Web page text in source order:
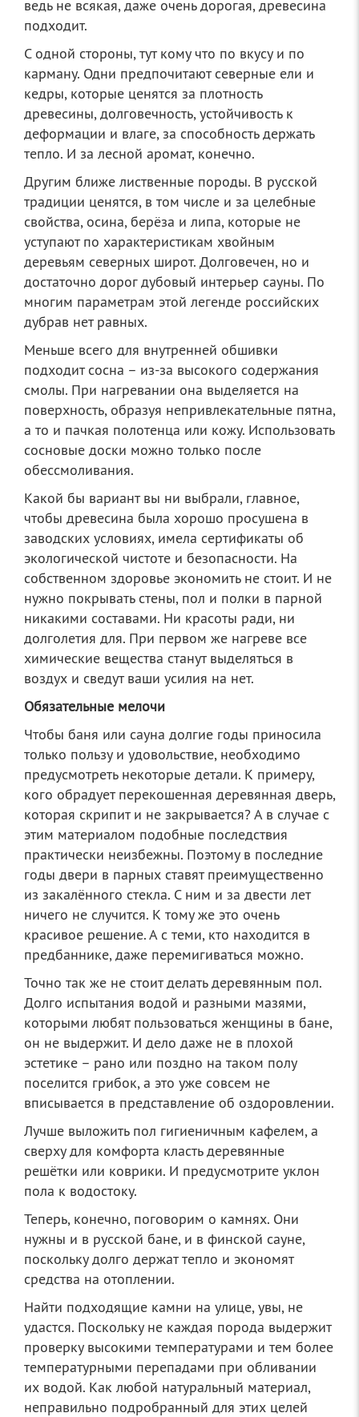
ведь не всякая, даже очень дорогая, древесина
подходит.
С одной стороны, тут кому что по вкусу и по
карману. Одни предпочитают северные ели и
кедры, которые ценятся за плотность
древесины, долговечность, устойчивость к
деформации и влаге, за способность держать
тепло. И за лесной аромат, конечно.
Другим ближе лиственные породы. В русской
традиции ценятся, в том числе и за целебные
свойства, осина, берёза и липа, которые не
уступают по характеристикам хвойным
деревьям северных широт. Долговечен, но и
достаточно дорог дубовый интерьер сауны. По
многим параметрам этой легенде российских
дубрав нет равных.
Меньше всего для внутренней обшивки
подходит сосна – из-за высокого содержания
смолы. При нагревании она выделяется на
поверхность, образуя непривлекательные пятна,
а то и пачкая полотенца или кожу. Использовать
сосновые доски можно только после
обессмоливания.
Какой бы вариант вы ни выбрали, главное,
чтобы древесина была хорошо просушена в
заводских условиях, имела сертификаты об
экологической чистоте и безопасности. На
собственном здоровье экономить не стоит. И не
нужно покрывать стены, пол и полки в парной
никакими составами. Ни красоты ради, ни
долголетия для. При первом же нагреве все
химические вещества станут выделяться в
воздух и сведут ваши усилия на нет.
Обязательные мелочи
Чтобы баня или сауна долгие годы приносила
только пользу и удовольствие, необходимо
предусмотреть некоторые детали. К примеру,
кого обрадует перекошенная деревянная дверь,
которая скрипит и не закрывается? А в случае с
этим материалом подобные последствия
практически неизбежны. Поэтому в последние
годы двери в парных ставят преимущественно
из закалённого стекла. С ним и за двести лет
ничего не случится. К тому же это очень
красивое решение. А с теми, кто находится в
предбаннике, даже перемигиваться можно.
Точно так же не стоит делать деревянным пол.
Долго испытания водой и разными мазями,
которыми любят пользоваться женщины в бане,
он не выдержит. И дело даже не в плохой
эстетике – рано или поздно на таком полу
поселится грибок, а это уже совсем не
вписывается в представление об оздоровлении.
Лучше выложить пол гигиеничным кафелем, а
сверху для комфорта класть деревянные
решётки или коврики. И предусмотрите уклон
пола к водостоку.
Теперь, конечно, поговорим о камнях. Они
нужны и в русской бане, и в финской сауне,
поскольку долго держат тепло и экономят
средства на отоплении.
Найти подходящие камни на улице, увы, не
удастся. Поскольку не каждая порода выдержит
проверку высокими температурами и тем более
температурными перепадами при обливании
их водой. Как любой натуральный материал,
неправильно подробранный для этих целей